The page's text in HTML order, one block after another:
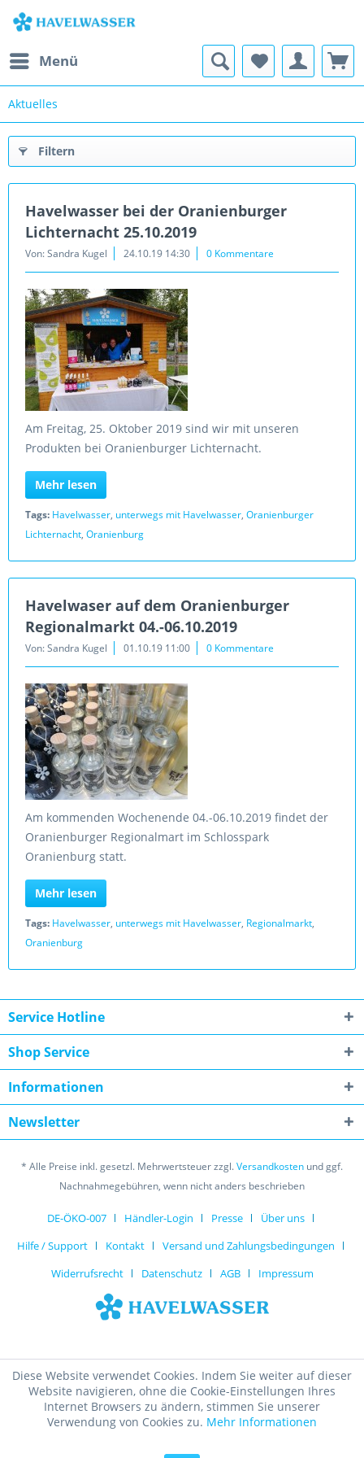
Menü
Aktuelles
Filtern
Havelwasser bei der Oranienburger
Lichternacht 25.10.2019
Von: Sandra Kugel 24.10.19 14:30 0 Kommentare
Am Freitag, 25. Oktober 2019 sind wir mit unseren
Produkten bei Oranienburger Lichternacht.
Mehr lesen
Tags: Havelwasser, unterwegs mit Havelwasser, Oranienburger
Lichternacht, Oranienburg
Havelwaser auf dem Oranienburger
Regionalmarkt 04.-06.10.2019
Von: Sandra Kugel 01.10.19 11:00 0 Kommentare
Am kommenden Wochenende 04.-06.10.2019 findet der
Oranienburger Regionalmart im Schlosspark
Oranienburg statt.
Mehr lesen
Tags: Havelwasser, unterwegs mit Havelwasser, Regionalmarkt,
Oranienburg
Service Hotline
Shop Service
Informationen
Newsletter
* Alle Preise inkl. gesetzl. Mehrwertsteuer zzgl.Versandkosten und ggf.
Nachnahmegebühren, wenn nicht anders beschrieben
DE-ÖKO-007 Händler-Login Presse
Über uns
Hilfe / Support
Kontakt
Versand und Zahlungsbedingungen
Widerrufsrecht
Datenschutz AGB Impressum
Diese Website verwendet Cookies. Indem Sie weiter auf dieser
Website navigieren, ohne die Cookie-Einstellungen Ihres
Internet Browsers zu ändern, stimmen Sie unserer
Verwendung von Cookies zu. Mehr Informationen